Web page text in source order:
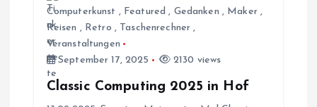
Computerkunst , Featured , Gedanken , Maker,
Reisen , Retro , Taschenrechner ,
Veranstaltungen
September 17, 2025
2130 views
Classic Computing 2025 in Hof